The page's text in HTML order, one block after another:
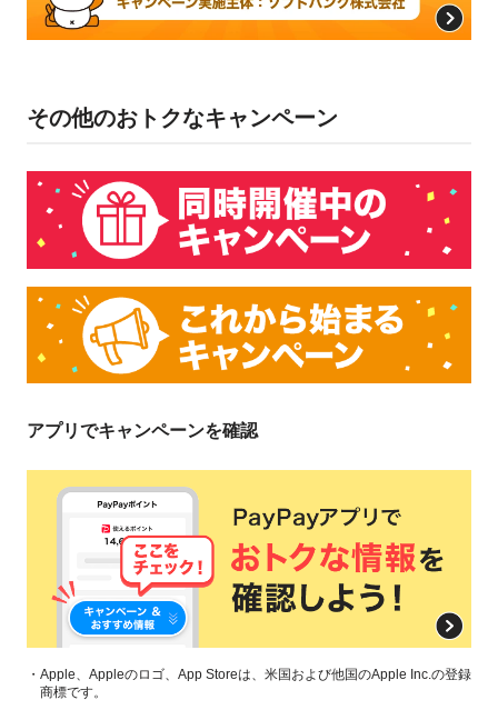
その他のおトクなキャンペーン
アプリでキャンペーンを確認
・Apple、Appleのロゴ、App Storeは、米国および他国のApple Inc.の登録
商標です。